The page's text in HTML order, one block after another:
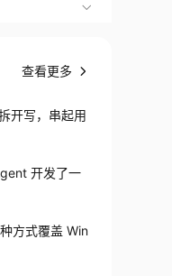
查看更多
开写，串起用
开发了一
方式覆盖 Win